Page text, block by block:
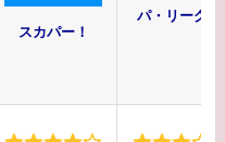
スカパー！
パ・リーグTV